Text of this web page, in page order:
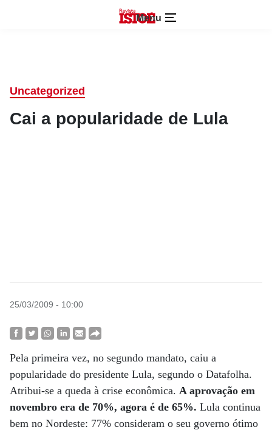
Menu
Uncategorized
Cai a popularidade de Lula
25/03/2009 - 10:00
Pela primeira vez, no segundo mandato, caiu a
popularidade do presidente Lula, segundo o Datafolha.
Atribui-se a queda à crise econômica. A aprovação em
novembro era de 70%, agora é de 65%. Lula continua
bem no Nordeste: 77% consideram o seu governo ótimo